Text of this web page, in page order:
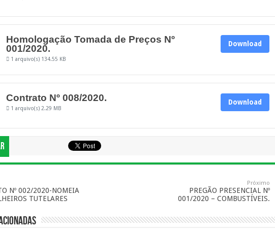
Homologação Tomada de Preços Nº
001/2020.
1 arquivo(s) 134.55 KB
Download
Contrato Nº 008/2020.
1 arquivo(s) 2.29 MB
Download
Nº 002/2020-NOMEIA
TUTELARES
Próximo
PREGÃO PRESENCIAL Nº
001/2020 – COMBUSTÍVEIS.